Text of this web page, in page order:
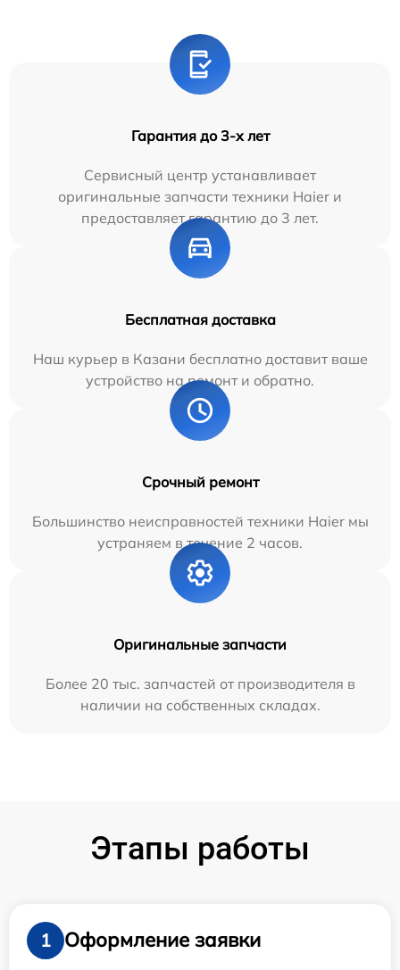
Гарантия до 3-х лет
Сервисный центр устанавливает
оригинальные запчасти техники Haier и
предоставляет гарантию до 3 лет.
Бесплатная доставка
Наш курьер в Казани бесплатно доставит ваше
устройство на ремонт и обратно.
Срочный ремонт
Большинство неисправностей техники Haier мы
устраняем в течение 2 часов.
Оригинальные запчасти
Более 20 тыс. запчастей от производителя в
наличии на собственных складах.
Этапы работы
1
Оформление заявки